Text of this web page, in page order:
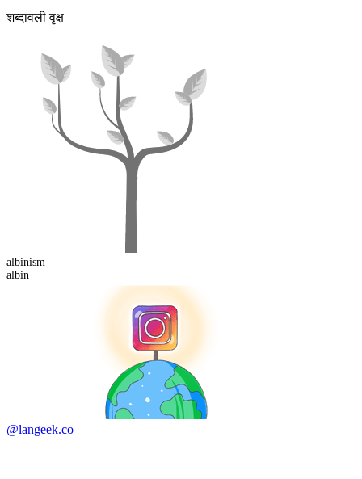
शब्दावली वृक्ष
albinism
albin
@langeek.co